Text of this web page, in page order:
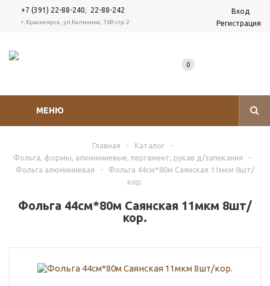
+7 (391) 22-88-240, 22-88-242
г. Красноярск, ул.Калинина, 169 стр 2
Вход
Регистрация
МЕНЮ
0
Главная - Каталог
-
Фольга, формы, алюминиевые, пергамент, рукав д/запекания
-
Фольга алюминиевая
-
Фольга 44см*80м Саянская 11мкм 8шт/
кор.
Фольга 44см*80м Саянская 11мкм 8шт/
кор.